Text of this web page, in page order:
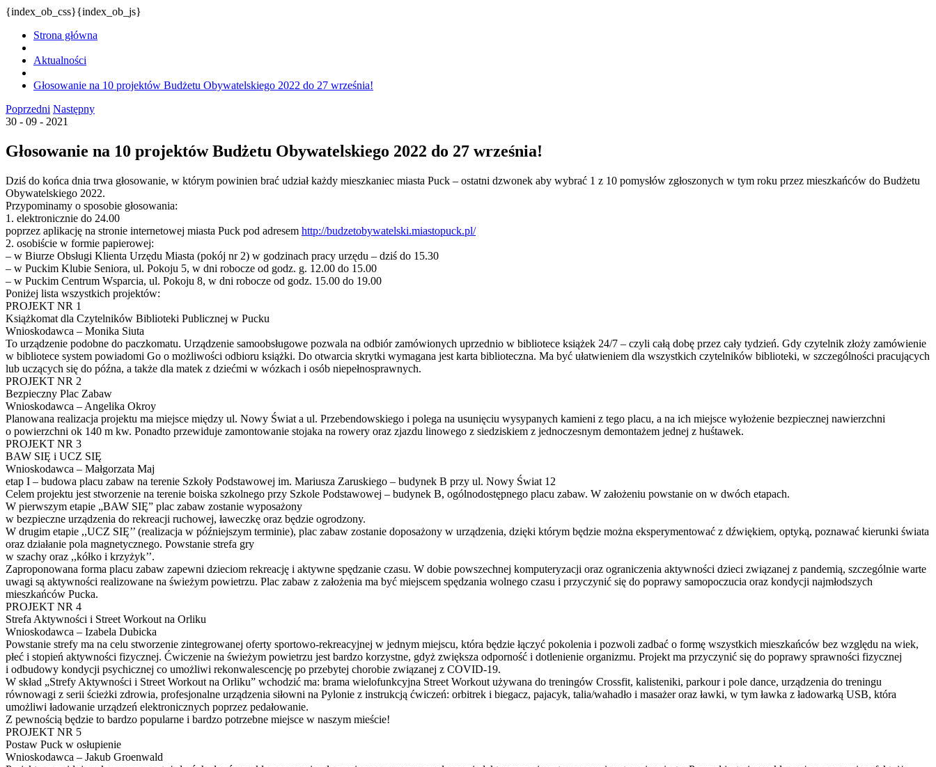
{index_ob_css}{index_ob_js}
Strona główna
Aktualności
Głosowanie na 10 projektów Budżetu Obywatelskiego 2022 do 27 września!
Poprzedni Następny
30 - 09 - 2021
Głosowanie na 10 projektów Budżetu Obywatelskiego 2022 do 27 września!
Dziś do końca dnia trwa głosowanie, w którym powinien brać udział każdy mieszkaniec miasta Puck – ostatni dzwonek aby wybrać 1 z 10 pomysłów zgłoszonych w tym roku przez mieszkańców do Budżetu
Obywatelskiego 2022.
Przypominamy o sposobie głosowania:
1. elektronicznie do 24.00
poprzez aplikację na stronie internetowej miasta Puck pod adresem http://budzetobywatelski.miastopuck.pl/
2. osobiście w formie papierowej:
– w Biurze Obsługi Klienta Urzędu Miasta (pokój nr 2) w godzinach pracy urzędu – dziś do 15.30
– w Puckim Klubie Seniora, ul. Pokoju 5, w dni robocze od godz. g. 12.00 do 15.00
– w Puckim Centrum Wsparcia, ul. Pokoju 8, w dni robocze od godz. 15.00 do 19.00
Poniżej lista wszystkich projektów:
PROJEKT NR 1
Książkomat dla Czytelników Biblioteki Publicznej w Pucku
Wnioskodawca – Monika Siuta
To urządzenie podobne do paczkomatu. Urządzenie samoobsługowe pozwala na odbiór zamówionych uprzednio w bibliotece książek 24/7 – czyli całą dobę przez cały tydzień. Gdy czytelnik złoży zamówienie
w bibliotece system powiadomi Go o możliwości odbioru książki. Do otwarcia skrytki wymagana jest karta biblioteczna. Ma być ułatwieniem dla wszystkich czytelników biblioteki, w szczególności pracujących
lub uczących się do późna, a także dla matek z dziećmi w wózkach i osób niepełnosprawnych.
PROJEKT NR 2
Bezpieczny Plac Zabaw
Wnioskodawca – Angelika Okroy
Planowana realizacja projektu ma miejsce między ul. Nowy Świat a ul. Przebendowskiego i polega na usunięciu wysypanych kamieni z tego placu, a na ich miejsce wyłożenie bezpiecznej nawierzchni
o powierzchni ok 140 m kw. Ponadto przewiduje zamontowanie stojaka na rowery oraz zjazdu linowego z siedziskiem z jednoczesnym demontażem jednej z huśtawek.
PROJEKT NR 3
BAW SIĘ i UCZ SIĘ
Wnioskodawca – Małgorzata Maj
etap I – budowa placu zabaw na terenie Szkoły Podstawowej im. Mariusza Zaruskiego – budynek B przy ul. Nowy Świat 12
Celem projektu jest stworzenie na terenie boiska szkolnego przy Szkole Podstawowej – budynek B, ogólnodostępnego placu zabaw. W założeniu powstanie on w dwóch etapach.
W pierwszym etapie „BAW SIĘ” plac zabaw zostanie wyposażony
w bezpieczne urządzenia do rekreacji ruchowej, ławeczkę oraz będzie ogrodzony.
W drugim etapie ,,UCZ SIĘ’’ (realizacja w późniejszym terminie), plac zabaw zostanie doposażony w urządzenia, dzięki którym będzie można eksperymentować z dźwiękiem, optyką, poznawać kierunki świata
oraz działanie pola magnetycznego. Powstanie strefa gry
w szachy oraz ,,kółko i krzyżyk’’.
Zaproponowana forma placu zabaw zapewni dzieciom rekreację i aktywne spędzanie czasu. W dobie powszechnej komputeryzacji oraz ograniczenia aktywności dzieci związanej z pandemią, szczególnie warte
uwagi są aktywności realizowane na świeżym powietrzu. Plac zabaw z założenia ma być miejscem spędzania wolnego czasu i przyczynić się do poprawy samopoczucia oraz kondycji najmłodszych
mieszkańców Pucka.
PROJEKT NR 4
Strefa Aktywności i Street Workout na Orliku
Wnioskodawca – Izabela Dubicka
Powstanie strefy ma na celu stworzenie zintegrowanej oferty sportowo-rekreacyjnej w jednym miejscu, która będzie łączyć pokolenia i pozwoli zadbać o formę wszystkich mieszkańców bez względu na wiek,
płeć i stopień aktywności fizycznej. Ćwiczenie na świeżym powietrzu jest bardzo korzystne, gdyż zwiększa odporność i dotlenienie organizmu. Projekt ma przyczynić się do poprawy sprawności fizycznej
i odbudowy kondycji psychicznej co umożliwi rekonwalescencję po przebytej chorobie związanej z COVID-19.
W skład „Strefy Aktywności i Street Workout na Orliku” wchodzić ma: brama wielofunkcyjna Street Workout używana do treningów Crossfit, kalisteniki, parkour i pole dance, urządzenia do treningu
równowagi z serii ścieżki zdrowia, profesjonalne urządzenia siłowni na Pylonie z instrukcją ćwiczeń: orbitrek i biegacz, pajacyk, talia/wahadło i masażer oraz ławki, w tym ławka z ładowarką USB, która
umożliwi ładowanie urządzeń elektronicznych poprzez pedałowanie.
Z pewnością będzie to bardzo popularne i bardzo potrzebne miejsce w naszym mieście!
PROJEKT NR 5
Postaw Puck w osłupienie
Wnioskodawca – Jakub Groenwald